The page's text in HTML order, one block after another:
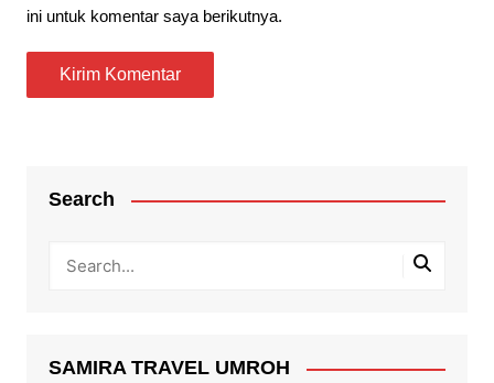
ini untuk komentar saya berikutnya.
Search
SAMIRA TRAVEL UMROH